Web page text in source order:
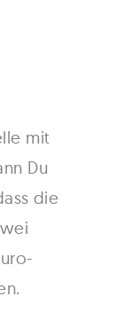
mit
Du
die